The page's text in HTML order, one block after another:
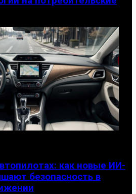
как новые ИИ-
безопасность в